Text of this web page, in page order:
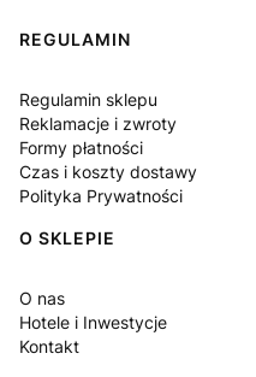
Linki w stopce
REGULAMIN
Regulamin sklepu
Reklamacje i zwroty
Formy płatności
Czas i koszty dostawy
Polityka Prywatności
O SKLEPIE
O nas
Hotele i Inwestycje
Kontakt